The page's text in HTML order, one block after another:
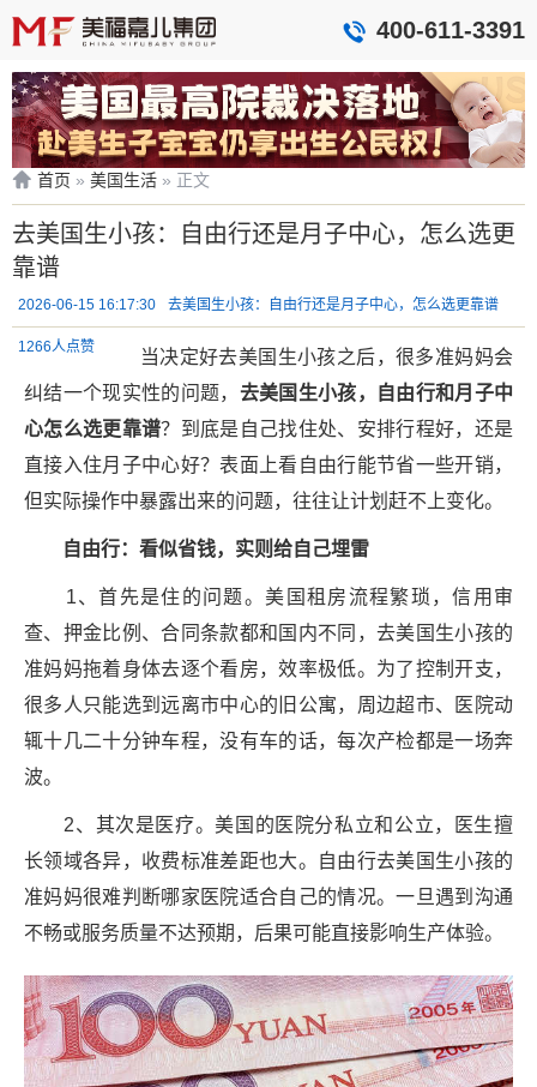
400-611-3391
首页 » 美国生活 » 正文
去美国生小孩：自由行还是月子中心，怎么选更
靠谱
2026-06-15 16:17:30 去美国生小孩：自由行还是月子中心，怎么选更靠谱
1266人点赞
当决定好去美国生小孩之后，很多准妈妈会
纠结一个现实性的问题， 去美国生小孩，自由行和月子中
心怎么选更靠谱？到底是自己找住处、安排行程好，还是
直接入住月子中心好？表面上看自由行能节省一些开销，
但实际操作中暴露出来的问题，往往让计划赶不上变化。
自由行：看似省钱，实则给自己埋雷
1、首先是住的问题。美国租房流程繁琐，信用审
查、押金比例、合同条款都和国内不同，去美国生小孩的
准妈妈拖着身体去逐个看房，效率极低。为了控制开支，
很多人只能选到远离市中心的旧公寓，周边超市、医院动
辄十几二十分钟车程，没有车的话，每次产检都是一场奔
波。
2、其次是医疗。美国的医院分私立和公立，医生擅
长领域各异，收费标准差距也大。自由行去美国生小孩的
准妈妈很难判断哪家医院适合自己的情况。一旦遇到沟通
不畅或服务质量不达预期，后果可能直接影响生产体验。